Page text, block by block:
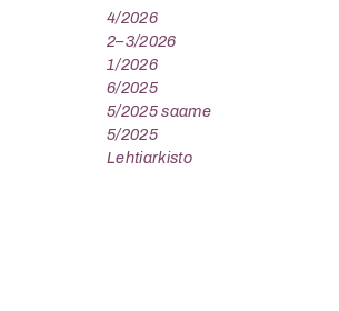
4/2026
2–3/2026
1/2026
6/2025
5/2025 saame
5/2025
Lehtiarkisto